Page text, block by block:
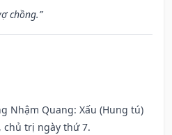
chồng.”
Nhậm Quang: Xấu (Hung tú)
chủ trị ngày thứ 7.